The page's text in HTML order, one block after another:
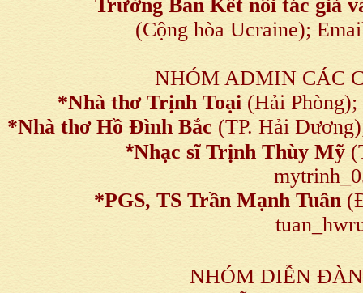
Trưởng Ban Kết nối tác giả
(Cộng hòa Ucraine);
NHÓM ADMIN CÁC
*Nhà thơ Trịnh Toại (Hải
*Nhà thơ Hồ Đình Bắc (TP. Hải
*Nhạc sĩ Trịnh Thùy Mỹ
*PGS, TS Trần Mạnh Tuân
NHÓM DIỄN